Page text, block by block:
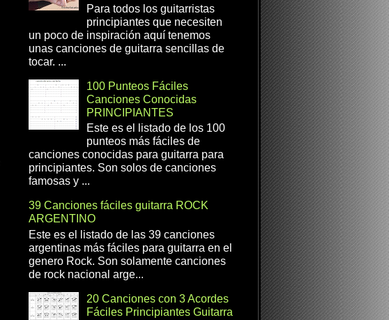
Para todos los guitarristas
principiantes que necesiten
un poco de inspiración aquí tenemos
unas canciones de guitarra sencillas de
tocar. ...
100 Punteos Fáciles
Canciones Conocidas
PRINCIPIANTES
Este es el listado de los 100
punteos más fáciles de
canciones conocidas para guitarra para
principiantes. Son solos de canciones
famosas y ...
39 Canciones fáciles guitarra ROCK
ARGENTINO
Este es el listado de las 39 canciones
argentinas más fáciles para guitarra en el
genero Rock. Son solamente canciones
de rock nacional arge...
20 Canciones con 3 Acordes
Fáciles Principiantes Guitarra